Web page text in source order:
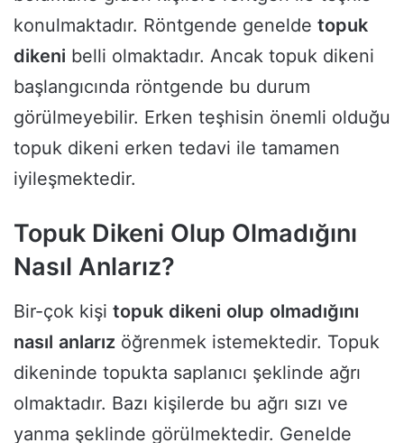
konulmaktadır. Röntgende genelde topuk
dikeni belli olmaktadır. Ancak topuk dikeni
başlangıcında röntgende bu durum
görülmeyebilir. Erken teşhisin önemli olduğu
topuk dikeni erken tedavi ile tamamen
iyileşmektedir.
Topuk Dikeni Olup Olmadığını
Nasıl Anlarız?
Bir-çok kişi topuk dikeni olup olmadığını
nasıl anlarız öğrenmek istemektedir. Topuk
dikeninde topukta saplanıcı şeklinde ağrı
olmaktadır. Bazı kişilerde bu ağrı sızı ve
yanma şeklinde görülmektedir. Genelde